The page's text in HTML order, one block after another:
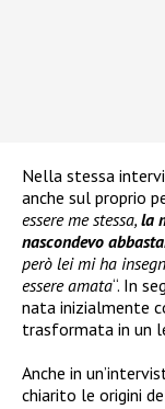
Nella stessa
anche sul proprio
essere me stessa, la
nascondevo
però lei mi ha
essere amata“. In
nata inizialmente
trasformata in un
Anche in
chiarito le origini